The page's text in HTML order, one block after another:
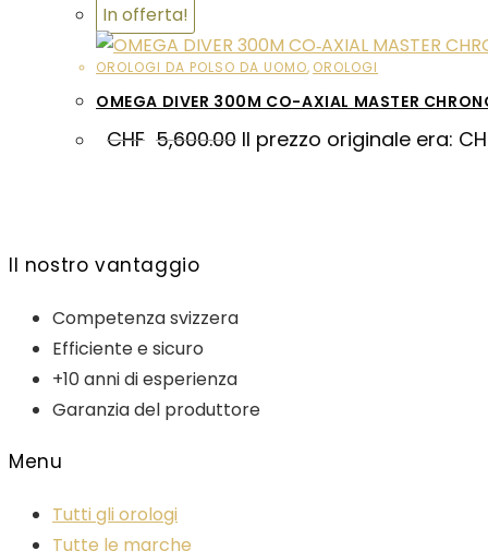
In offerta!
OROLOGI DA POLSO DA UOMO, OROLOGI
OMEGA DIVER 300M CO-AXIAL MASTER
CHF 5,600.00 Il prezzo originale era:
Il nostro vantaggio
Competenza svizzera
Efficiente e sicuro
+10 anni di esperienza
Garanzia del produttore
Menu
Tutti gli orologi
Tutte le marche